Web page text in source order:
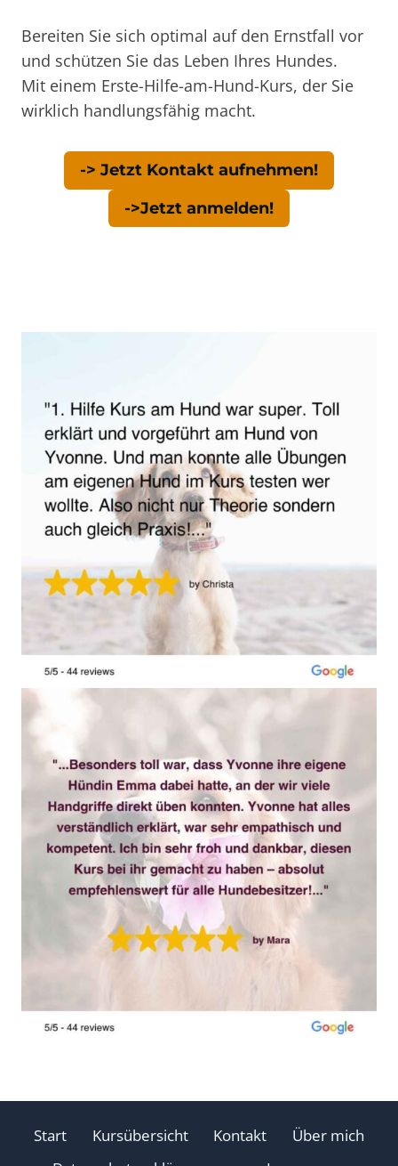
Bereiten Sie sich optimal auf den Ernstfall vor
und schützen Sie das Leben Ihres Hundes.
Mit einem Erste-Hilfe-am-Hund-Kurs, der Sie
wirklich handlungsfähig macht.
-> Jetzt Kontakt aufnehmen!
->Jetzt anmelden!
Start Kursübersicht Kontakt
Über mich